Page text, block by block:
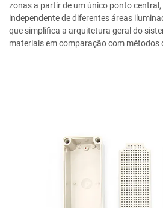
zonas a partir de um único ponto
independente de diferentes áreas
que simplifica a arquitetura geral do
materiais em comparação com métodos